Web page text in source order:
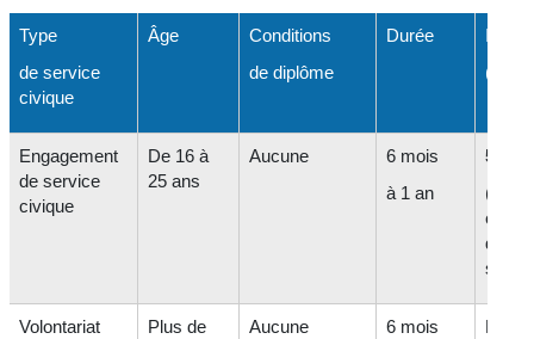
Type
de service
civique
Âge
Conditions
de diplôme
Durée
Engagement
de service
civique
De 16 à
25 ans
Aucune
6 mois
à 1 an
(+
en
Volontariat
Plus de
Aucune
6 mois
Entre